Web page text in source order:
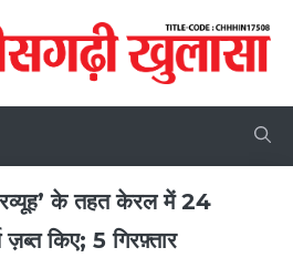
के तहत केरल में 24
ज़ब्त किए; 5 गिरफ़्तार